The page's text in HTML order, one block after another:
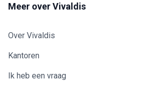
Meer over Vivaldis
Over Vivaldis
Kantoren
Ik heb een vraag